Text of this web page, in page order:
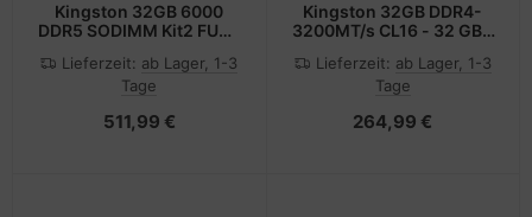
Kingston 32GB 6000
DDR5 SODIMM Kit2 FURY
- DDR5
Lieferzeit: ab Lager, 1-3
Tage
511,99 €
Kingston 32GB DDR4-
3200MT/s CL16 - 32 GB -
Lieferzeit: ab Lager, 1-3
Tage
264,99 €